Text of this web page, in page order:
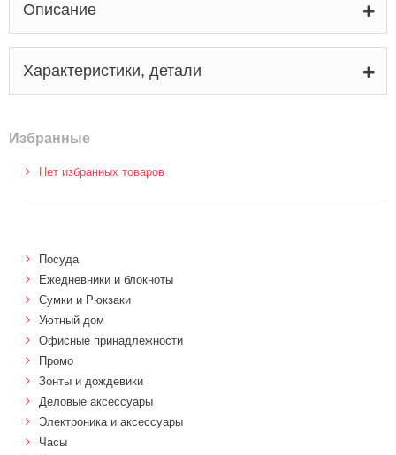
Описание
Характеристики, детали
Избранные
Нет избранных товаров
Посуда
Ежедневники и блокноты
Сумки и Рюкзаки
Уютный дом
Офисные принадлежности
Промо
Зонты и дождевики
Деловые аксессуары
Электроника и аксессуары
Часы